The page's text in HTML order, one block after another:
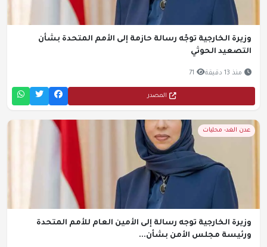
وزيرة الخارجية توجّه رسالة حازمة إلى الأمم المتحدة بشأن
التصعيد الحوثي
منذ 13 دقيقة 71
المصدر
عدن الغد- محليات
وزيرة الخارجية توجه رسالة إلى الأمين العام للأمم المتحدة
ورئيسة مجلس الأمن بشأن...